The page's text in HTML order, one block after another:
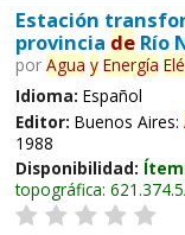
Estación
provincia deRío
por Agua y Energía
Idioma: Español
Editor: Buenos Aires:
1988
Disponibilidad:
topográfica: